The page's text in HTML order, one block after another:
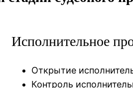
Исполнительное
Открытие
Контроль